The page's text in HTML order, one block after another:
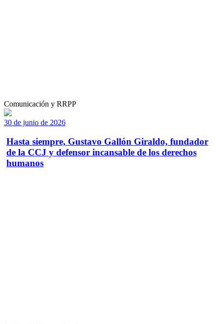
Comunicación y RRPP
30 de junio de 2026
Hasta siempre, Gustavo Gallón Giraldo, fundador
de la CCJ y defensor incansable de los derechos
humanos